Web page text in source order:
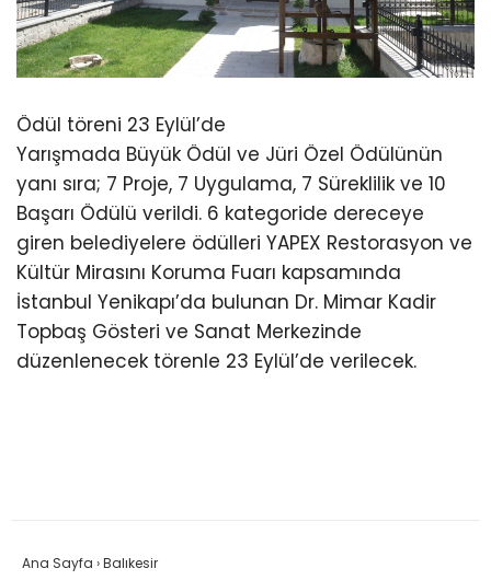
Ödül töreni 23 Eylül’de
Yarışmada Büyük Ödül ve Jüri Özel Ödülünün
yanı sıra; 7 Proje, 7 Uygulama, 7 Süreklilik ve 10
Başarı Ödülü verildi. 6 kategoride dereceye
giren belediyelere ödülleri YAPEX Restorasyon ve
Kültür Mirasını Koruma Fuarı kapsamında
İstanbul Yenikapı’da bulunan Dr. Mimar Kadir
Topbaş Gösteri ve Sanat Merkezinde
düzenlenecek törenle 23 Eylül’de verilecek.
Ana Sayfa ›Balıkesir